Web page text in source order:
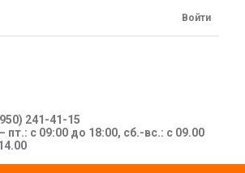
241-41-15
пт.: с 09:00 до 18:00, сб.-вс.: с 09.00
Войти